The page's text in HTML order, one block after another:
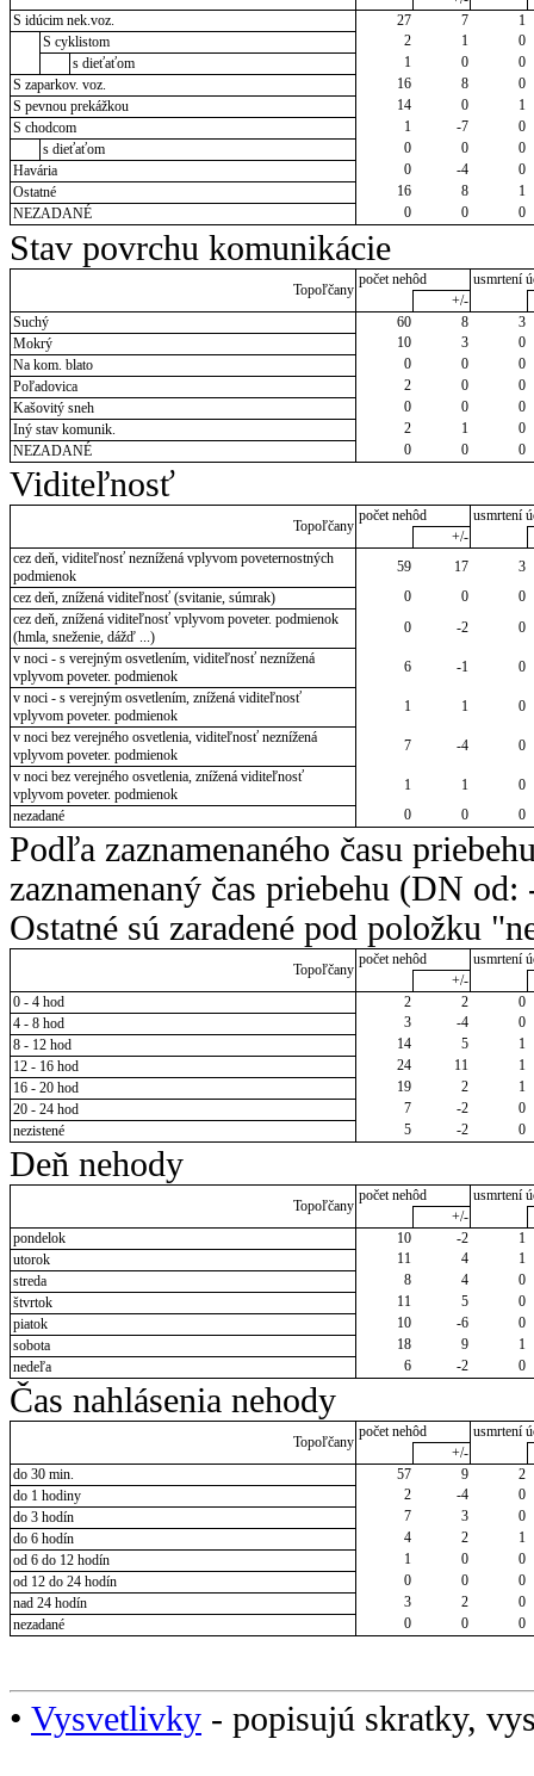
S idúcim nek.voz.
27 7
1
S cyklistom
2 1
0
s dieťaťom
1 0
0
S zaparkov. voz.
16 8
0
S pevnou prekážkou
14 0
1
S chodcom
1 -7
0
s dieťaťom
0 0
0
Havária
0 -4
0
Ostatné
16 8
1
NEZADANÉ
0 0 0
Stav povrchu komunikácie
Topoľčany
počet nehôd
usmrtení
+/-
Suchý
60 8
3
Mokrý
10 3
0
Na kom. blato
0 0
0
Poľadovica
2 0
0
Kašovitý sneh
0 0
0
Iný stav komunik.
2 1
0
NEZADANÉ
0 0 0
Viditeľnosť
Topoľčany
počet nehôd
usmrtení
+/-
cez deň, viditeľnosť neznížená vplyvom poveternostných
podmienok
59 17
3
cez deň, znížená viditeľnosť (svitanie, súmrak)
0 0
0
cez deň, znížená viditeľnosť vplyvom poveter. podmienok
(hmla, sneženie, dážď ...)
0 -2
0
v noci - s verejným osvetlením, viditeľnosť neznížená
vplyvom poveter. podmienok
6 -1
0
v noci - s verejným osvetlením, znížená viditeľnosť
vplyvom poveter. podmienok
1 1
0
v noci bez verejného osvetlenia, viditeľnosť neznížená
vplyvom poveter. podmienok
7 -4
0
v noci bez verejného osvetlenia, znížená viditeľnosť
vplyvom poveter. podmienok
1 1
0
nezadané
0 0 0
Podľa zaznamenaného času
zaznamenaný čas priebehu (DN
Ostatné sú zaradené pod položku
Topoľčany
počet nehôd
usmrtení
+/-
0 - 4 hod
2 2
0
4 - 8 hod
3 -4
0
8 - 12 hod
14 5
1
12 - 16 hod
24 11
1
16 - 20 hod
19 2
1
20 - 24 hod
7 -2
0
nezistené
5 -2 0
Deň nehody
Topoľčany
počet nehôd
usmrtení
+/-
pondelok
10 -2
1
utorok
11 4
1
streda
8 4
0
štvrtok
11 5
0
piatok
10 -6
0
sobota
18 9
1
nedeľa
6 -2 0
Čas nahlásenia nehody
Topoľčany
počet nehôd
usmrtení
+/-
do 30 min.
57 9
2
do 1 hodiny
2 -4
0
do 3 hodín
7 3
0
do 6 hodín
4 2
1
od 6 do 12 hodín
1 0
0
od 12 do 24 hodín
0 0
0
nad 24 hodín
3 2
0
nezadané
0 0 0
• Vysvetlivky - popisujú skratky,